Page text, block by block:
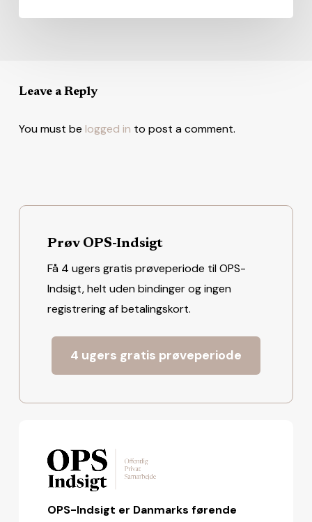
Leave a Reply
You must be logged in to post a comment.
Prøv OPS-Indsigt
Få 4 ugers gratis prøveperiode til OPS-
Indsigt, helt uden bindinger og ingen
registrering af betalingskort.
4 ugers gratis prøveperiode
OPS-Indsigt er Danmarks førende